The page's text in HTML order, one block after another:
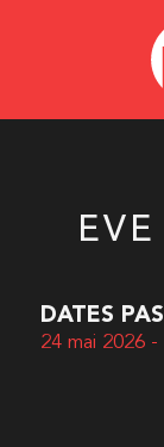
DATES
24 mai 2026